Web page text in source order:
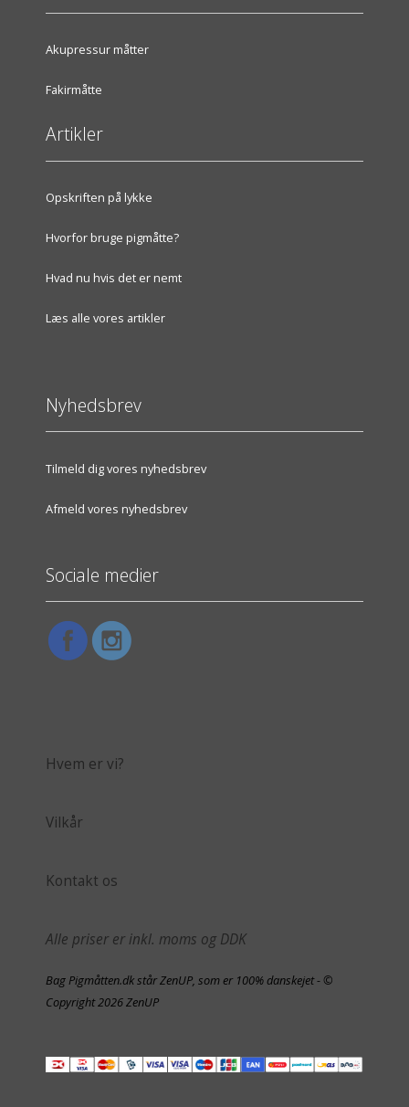
Akupressur måtter
Fakirmåtte
Artikler
Opskriften på lykke
Hvorfor bruge pigmåtte?
Hvad nu hvis det er nemt
Læs alle vores artikler
Nyhedsbrev
Tilmeld dig vores nyhedsbrev
Afmeld vores nyhedsbrev
Sociale medier
Hvem er vi?
Vilkår
Kontakt os
Alle priser er inkl. moms og DDK
Bag Pigmåtten.dk står ZenUP, som er 100% danskejet - ©
Copyright 2026 ZenUP